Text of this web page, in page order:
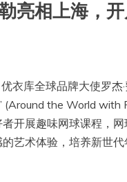
亮相上海，
库全球品牌大使罗杰
(Around the World
开展趣味网球课程，
艺术体验，培养新世